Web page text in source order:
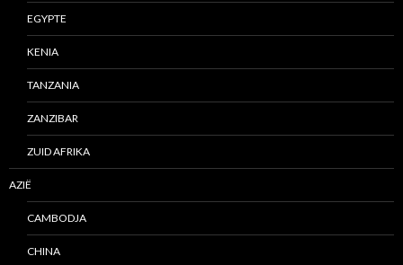
EGYPTE
KENIA
TANZANIA
ZANZIBAR
ZUID AFRIKA
AZIË
CAMBODJA
CHINA